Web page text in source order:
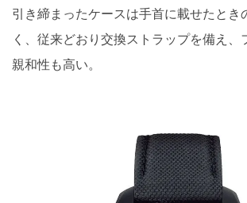
引き締まったケースは手首に載せたとき
く、従来どおり交換ストラップを備え、
親和性も高い。